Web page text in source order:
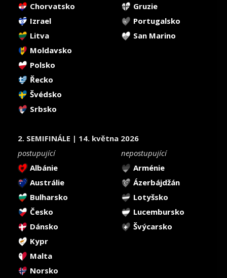
Chorvatsko
Gruzie
Izrael
Portugalsko
Litva
San Marino
Moldavsko
Polsko
Řecko
Švédsko
Srbsko
2. SEMIFINÁLE | 14. května 2026
postupující
nepostupující
Albánie
Arménie
Austrálie
Ázerbájdžán
Bulharsko
Lotyšsko
Česko
Lucembursko
Dánsko
Švýcarsko
Kypr
Malta
Norsko